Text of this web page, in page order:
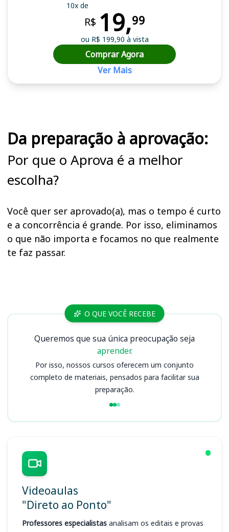
10x de
R$ 19,99
ou R$ 199,90 à vista
Comprar Agora
Ver Mais
Da preparação à aprovação:
Por que o Aprova é a melhor
escolha?
Você quer ser aprovado(a), mas o tempo é curto
e a concorrência é grande. Por isso, eliminamos
o que não importa e focamos no que realmente
te faz passar.
Cursos O QUE VOCÊ RECEBE
Queremos que sua única preocupação seja
aprender.
Por isso, nossos cursos oferecem um conjunto
completo de materiais, pensados para facilitar sua
preparação.
Videoaulas
"Direto ao Ponto"
Professores especialistas analisam os editais e provas